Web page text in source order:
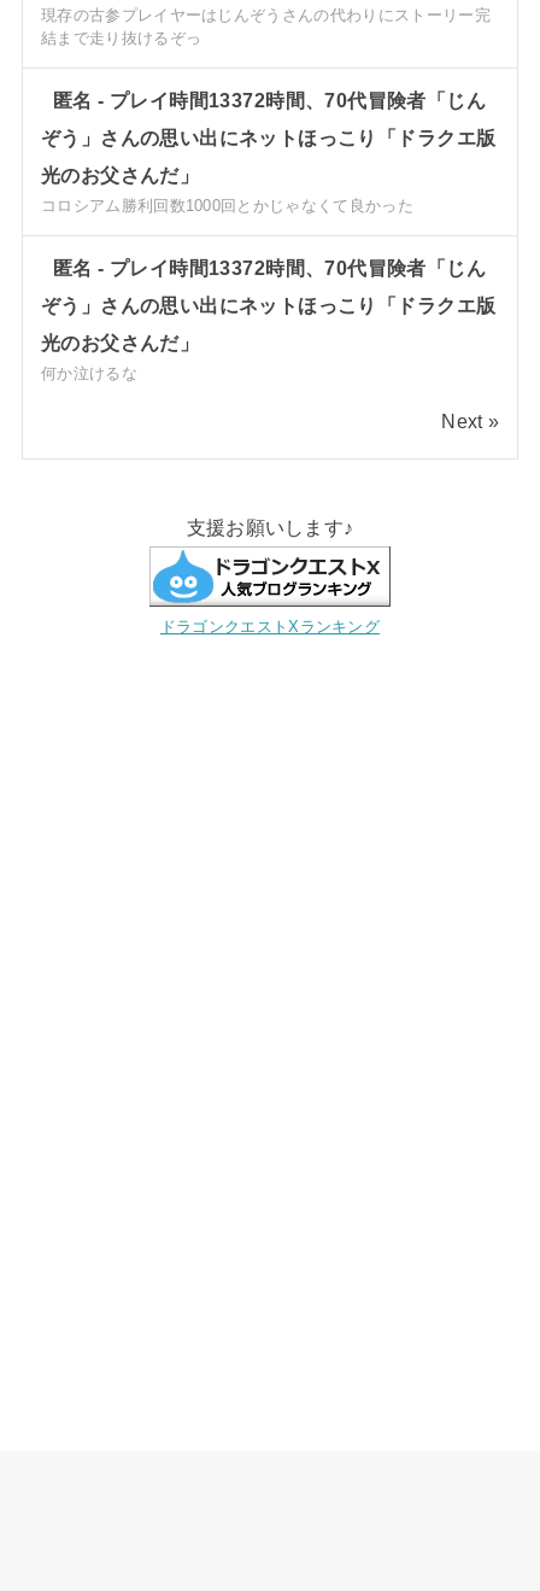
現存の古参プレイヤーはじんぞうさんの代わりにストーリー完
結まで走り抜けるぞっ
匿名- プレイ時間13372時間、70代冒険者「じん
ぞう」さんの思い出にネットほっこり「ドラクエ版
光のお父さんだ」
コロシアム勝利回数1000回とかじゃなくて良かった
匿名- プレイ時間13372時間、70代冒険者「じん
ぞう」さんの思い出にネットほっこり「ドラクエ版
光のお父さんだ」
何か泣けるな
Next »
支援お願いします♪
ドラゴンクエストXランキング